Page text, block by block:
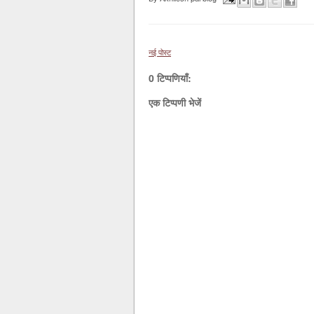
नई पोस्ट
0 टिप्पणियाँ:
एक टिप्पणी भेजें